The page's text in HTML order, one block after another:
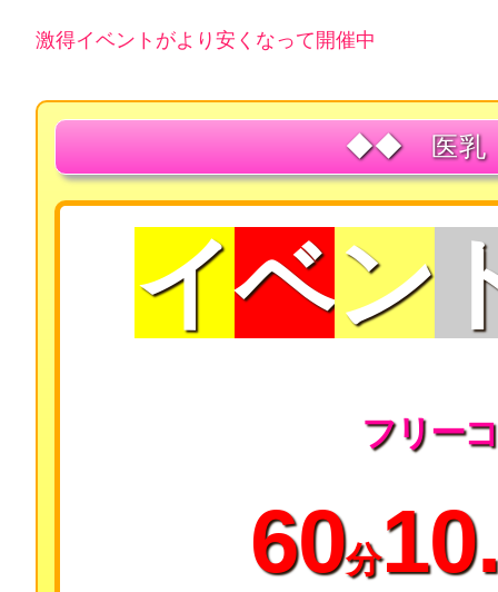
激得イベントがより安くなって開催中
◆◆医乳
イベン
フリー
60分